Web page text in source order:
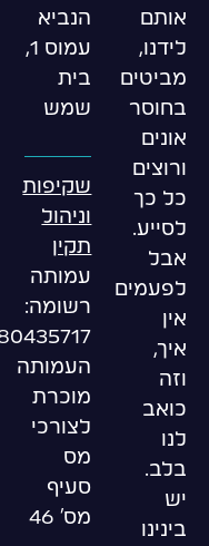
אותם
לידנו,
מביטים
בחוסר
אונים
ורוצים
כל כך
לסייע.
אבל
לפעמים
אין
איך,
וזה
כואב
לנו
בלב.
יש
בינינו
הנביא
עמוס 1,
בית
שמש
שקיפות
וניהול
תקין
עמותה
רשומה:
העמותה
מוכרת
לצורכי
מס
סעיף
מס’ 46